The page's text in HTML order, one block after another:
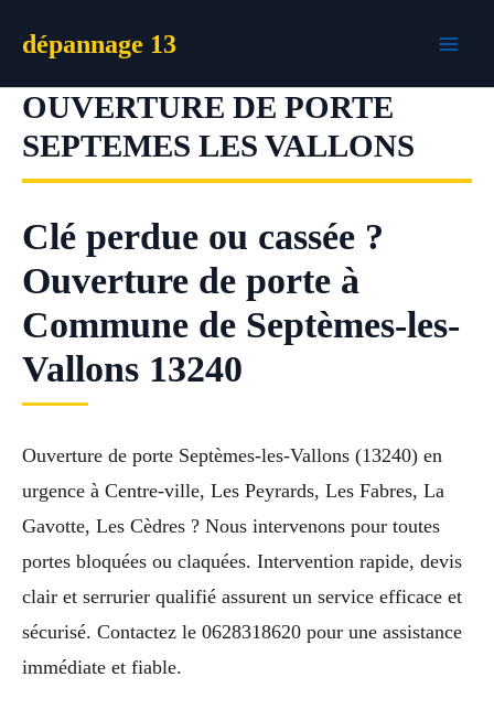
dépannage 13
OUVERTURE DE PORTE
SEPTEMES LES VALLONS
Clé perdue ou cassée ?
Ouverture de porte à
Commune de Septèmes-les-
Vallons 13240
Ouverture de porte Septèmes-les-Vallons (13240) en
urgence à Centre-ville, Les Peyrards, Les Fabres, La
Gavotte, Les Cèdres ? Nous intervenons pour toutes
portes bloquées ou claquées. Intervention rapide, devis
clair et serrurier qualifié assurent un service efficace et
sécurisé. Contactez le 0628318620 pour une assistance
immédiate et fiable.